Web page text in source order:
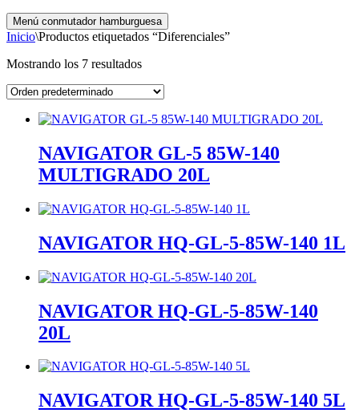
Menú conmutador hamburguesa
Inicio\Productos etiquetados “Diferenciales”
Mostrando los 7 resultados
NAVIGATOR GL-5 85W-140
MULTIGRADO 20L
NAVIGATOR HQ-GL-5-85W-140 1L
NAVIGATOR HQ-GL-5-85W-140
20L
NAVIGATOR HQ-GL-5-85W-140 5L